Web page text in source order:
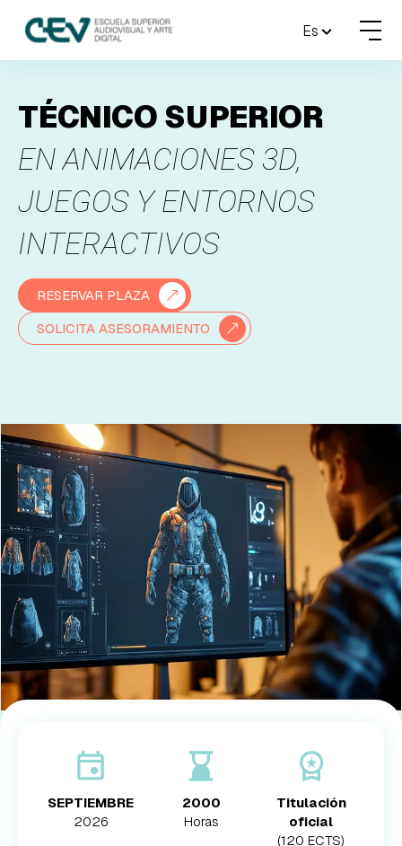
MENU
ACTUALIDAD
ESCUELA
CONTACTO
RESERVAR PLAZA VISITAR ESCUELA
EMPRESAS
PARTNERS
919 54 07 25 931 76 23 43
Es
TÉCNICO SUPERIOR
EN ANIMACIONES 3D,
JUEGOS Y ENTORNOS
INTERACTIVOS
RESERVAR PLAZA
SOLICITA ASESORAMIENTO
SEPTIEMBRE
2026
2000
Horas
Titulación
oficial
(120 ECTS)